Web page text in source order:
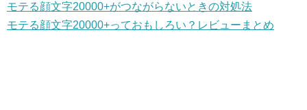
モテる顔文字20000+がつながらないときの対処法
モテる顔文字20000+っておもしろい？レビューまとめ